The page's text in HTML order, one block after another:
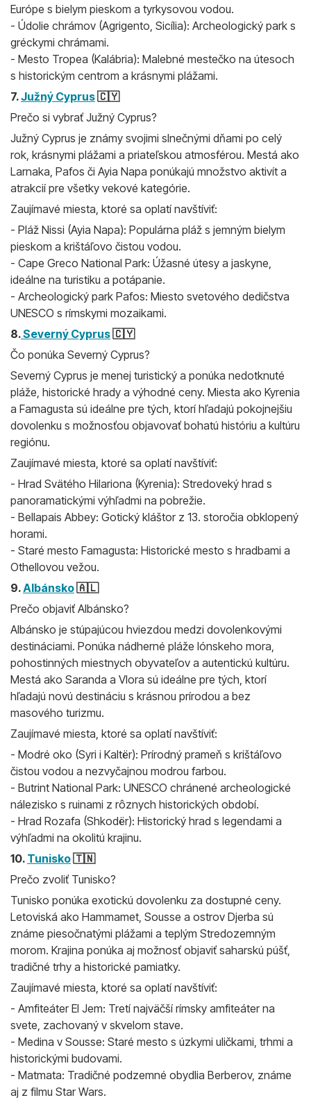
Európe s bielym pieskom a tyrkysovou vodou.
- Údolie chrámov (Agrigento, Sicília): Archeologický park s
gréckymi chrámami.
- Mesto Tropea (Kalábria): Malebné mestečko na útesoch
s historickým centrom a krásnymi plážami.
7.Južný Cyprus🇨🇾
Prečo si vybrať Južný Cyprus?
Južný Cyprus je známy svojimi slnečnými dňami po celý
rok, krásnymi plážami a priateľskou atmosférou. Mestá ako
Larnaka, Pafos či Ayia Napa ponúkajú množstvo aktivít a
atrakcií pre všetky vekové kategórie.
Zaujímavé miesta, ktoré sa oplatí navštíviť:
- Pláž Nissi (Ayia Napa): Populárna pláž s jemným bielym
pieskom a krištáľovo čistou vodou.
- Cape Greco National Park: Úžasné útesy a jaskyne,
ideálne na turistiku a potápanie.
- Archeologický park Pafos: Miesto svetového dedičstva
UNESCO s rímskymi mozaikami.
8.Severný Cyprus🇨🇾
Čo ponúka Severný Cyprus?
Severný Cyprus je menej turistický a ponúka nedotknuté
pláže, historické hrady a výhodné ceny. Miesta ako Kyrenia
a Famagusta sú ideálne pre tých, ktorí hľadajú pokojnejšiu
dovolenku s možnosťou objavovať bohatú históriu a kultúru
regiónu.
Zaujímavé miesta, ktoré sa oplatí navštíviť:
- Hrad Svätého Hilariona (Kyrenia): Stredoveký hrad s
panoramatickými výhľadmi na pobrežie.
- Bellapais Abbey: Gotický kláštor z 13. storočia obklopený
horami.
- Staré mesto Famagusta: Historické mesto s hradbami a
Othellovou vežou.
9.Albánsko🇦🇱
Prečo objaviť Albánsko?
Albánsko je stúpajúcou hviezdou medzi dovolenkovými
destináciami. Ponúka nádherné pláže Iónskeho mora,
pohostinných miestnych obyvateľov a autentickú kultúru.
Mestá ako Saranda a Vlora sú ideálne pre tých, ktorí
hľadajú novú destináciu s krásnou prírodou a bez
masového turizmu.
Zaujímavé miesta, ktoré sa oplatí navštíviť:
- Modré oko (Syri i Kaltër): Prírodný prameň s krištáľovo
čistou vodou a nezvyčajnou modrou farbou.
- Butrint National Park: UNESCO chránené archeologické
nálezisko s ruinami z rôznych historických období.
- Hrad Rozafa (Shkodër): Historický hrad s legendami a
výhľadmi na okolitú krajinu.
10. Tunisko🇹🇳
Prečo zvoliť Tunisko?
Tunisko ponúka exotickú dovolenku za dostupné ceny.
Letoviská ako Hammamet, Sousse a ostrov Djerba sú
známe piesočnatými plážami a teplým Stredozemným
morom. Krajina ponúka aj možnosť objaviť saharskú púšť,
tradičné trhy a historické pamiatky.
Zaujímavé miesta, ktoré sa oplatí navštíviť:
- Amfiteáter El Jem: Tretí najväčší rímsky amfiteáter na
svete, zachovaný v skvelom stave.
- Medina v Sousse: Staré mesto s úzkymi uličkami, trhmi a
historickými budovami.
- Matmata: Tradičné podzemné obydlia Berberov, známe
aj z filmu Star Wars.